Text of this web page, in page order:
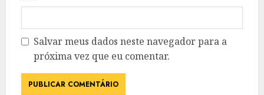
Salvar meus dados neste navegador para a
próxima vez que eu comentar.